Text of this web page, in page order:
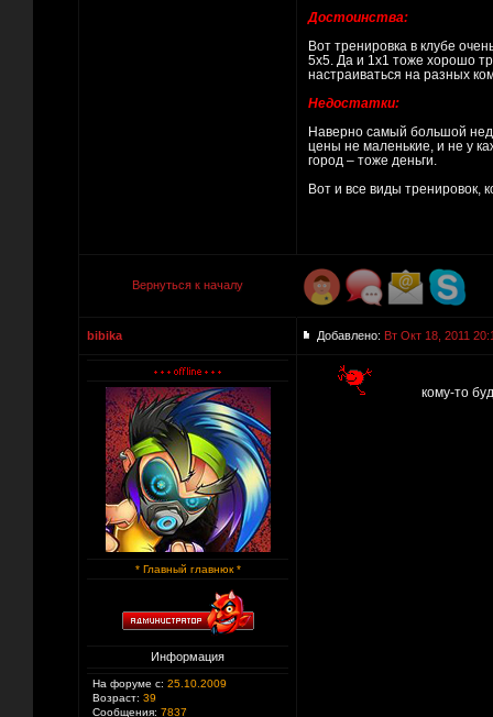
Достоинства:
Вот тренировка в клубе
5x5. Да и 1x1 тоже хорошо
настраиваться на разных
Недостатки:
Наверно самый большой
цены не маленькие, и не у
город – тоже деньги.
Вот и все виды тренировок,
Вернуться к началу
bibika Добавлено: Вт Окт 18, 2011
* Главный главнюк *
Информация
На форуме с: 25.10.2009
Возраст: 39
Сообщения: 7837
кому-то